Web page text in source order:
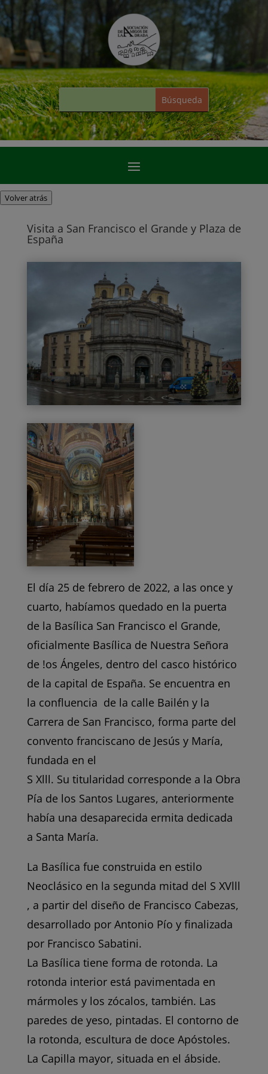
Volver atrás
Visita a San Francisco el Grande y Plaza de
España
El día 25 de febrero de 2022, a las once y
cuarto, habíamos quedado en la puerta
de la Basílica San Francisco el Grande,
oficialmente Basílica de Nuestra Señora
de !os Ángeles, dentro del casco histórico
de la capital de España. Se encuentra en
la confluencia de la calle Bailén y la
Carrera de San Francisco, forma parte del
convento franciscano de Jesús y María,
fundada en el
S Xlll. Su titularidad corresponde a la Obra
Pía de los Santos Lugares, anteriormente
había una desaparecida ermita dedicada
a Santa María.
La Basílica fue construida en estilo
Neoclásico en la segunda mitad del S XVlll
, a partir del diseño de Francisco Cabezas,
desarrollado por Antonio Pío y finalizada
por Francisco Sabatini.
La Basílica tiene forma de rotonda. La
rotonda interior está pavimentada en
mármoles y los zócalos, también. Las
paredes de yeso, pintadas. El contorno de
la rotonda, escultura de doce Apóstoles.
La Capilla mayor, situada en el ábside.